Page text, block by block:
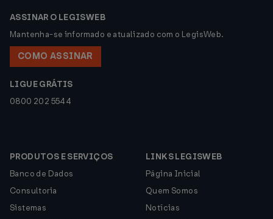
ASSINAR O LEGISWEB
Mantenha-se informado e atualizado com o LegisWeb.
COMO ASSINAR
LIGUE GRÁTIS
0800 202 5544
PRODUTOS E SERVIÇOS
Banco de Dados
Consultoria
Sistemas
LINKS LEGISWEB
Página Inicial
Quem Somos
Notícias